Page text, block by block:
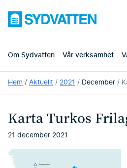
huvudinnehållet
Sydvatten
Om Sydvatten Vår verksamhet
Du
är
Hem Aktuellt 2021 December
Karta Turkos
21 december 2021